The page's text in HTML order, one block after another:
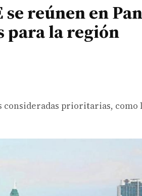
reúnen en
para la región
consideradas prioritarias,